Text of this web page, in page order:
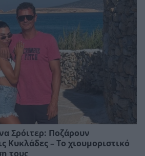
Σρόιτερ: Ποζάρουν
Κυκλάδες – Το χιουμοριστικό
τους